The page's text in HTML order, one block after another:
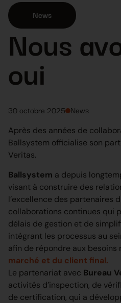
News
Nous
oui
30 octobre 2025 News
Après des années de
Ballsystem officialise son
Veritas.
Ballsystem a depuis
visant à construire des
l’excellence des partenaires
collaborations continues qui
délais de gestion et de
intégrant les processus au
afin de répondre aux besoins
marché et du client final.
Le partenariat avec Bureau
activités d’inspection, de
de certification, qui a